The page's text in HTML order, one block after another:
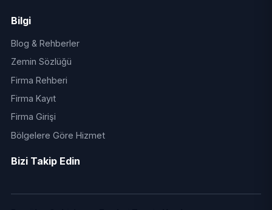
Bilgi
Blog & Rehberler
Zemin Sözlüğü
Firma Rehberi
Firma Kayıt
Firma Girişi
Bölgelere Göre Hizmet
Bizi Takip Edin